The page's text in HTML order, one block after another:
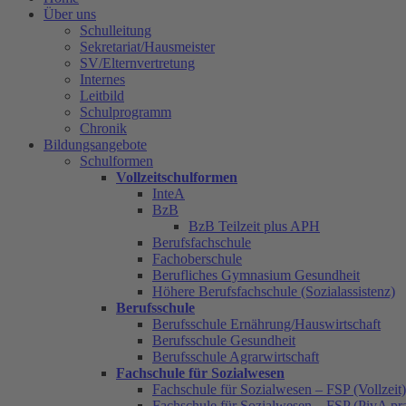
Über uns
Schulleitung
Sekretariat/Hausmeister
SV/Elternvertretung
Internes
Leitbild
Schulprogramm
Chronik
Bildungsangebote
Schulformen
Vollzeitschulformen
InteA
BzB
BzB Teilzeit plus APH
Berufsfachschule
Fachoberschule
Berufliches Gymnasium Gesundheit
Höhere Berufsfachschule (Sozialassistenz)
Berufsschule
Berufsschule Ernährung/Hauswirtschaft
Berufsschule Gesundheit
Berufsschule Agrarwirtschaft
Fachschule für Sozialwesen
Fachschule für Sozialwesen – FSP (Vollzeit)